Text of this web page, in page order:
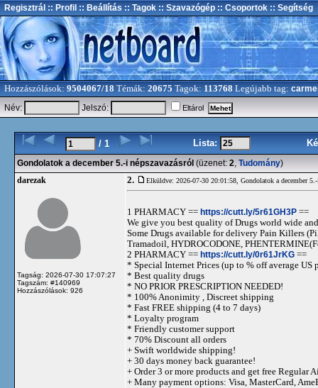
Regisztrál :: Profil :: Beállítás :: Tagok :: Szavazógép :: Csoportok :: Segítség
Hozzászólások: 9504067/18 Témák: 20675 Tagok: 113768 Legújabb tag:
Név:
Jelszó: Eltárol
/ 1 Lista:
Gondolatok a december 5.-i népszavazásról (üzenet: 2, Tudomány)
darezak
Tagság: 2026-07-30 17:07:27
Tagszám: #140969
Hozzászólások: 926
2. Elküldve: 2026-07-30 20:01:58, Gondolatok a december
1 PHARMACY == https://cutt.ly/5r61GH3P ==
We give you best quality of Drugs world wide
Some Drugs available for delivery Pain Killers
Tramadoil, HYDROCODONE,
2 PHARMACY == https://cutt.ly/0r61JrKG ==
* Special Internet Prices (up to % off average US
* Best quality drugs
* NO PRIOR PRESCRIPTION NEEDED!
* 100% Anonimity , Discreet shipping
* Fast FREE shipping (4 to 7 days)
* Loyalty program
* Friendly customer support
* 70% Discount all orders
+ Swift worldwide shipping!
+ 30 days money back guarantee!
+ Order 3 or more products and get free Regular
+ Many payment options: Visa, MasterCard,